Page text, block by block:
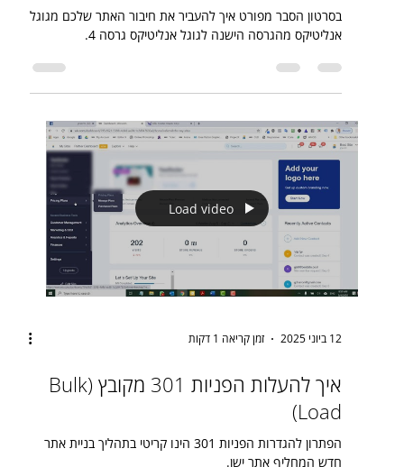
בסרטון הסבר מפורט איך להעביר את חיבור האתר שלכם מגוגל
אנליטיקס מהגרסה הישנה לגוגל אנליטיקס גרסה 4.
Load video
12 ביוני 2025 זמן קריאה 1 דקות
איך להעלות הפניות 301 מקובץ (Bulk
Load)
הפתרון להגדרות הפניות 301 הינו קריטי בתהליך בניית אתר
חדש המחליף אתר ישן.